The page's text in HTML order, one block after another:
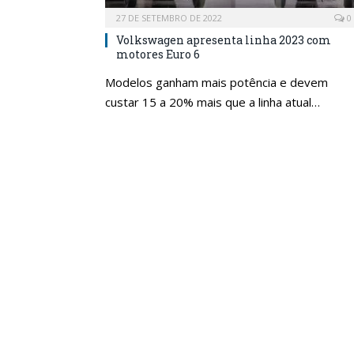
27 DE SETEMBRO DE 2022 0
Volkswagen apresenta linha 2023 com
motores Euro 6
Modelos ganham mais potência e devem
custar 15 a 20% mais que a linha atual…